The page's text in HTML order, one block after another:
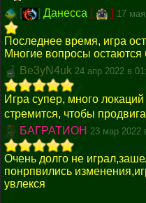
[ ] Данесса [ ] 17
Последнее время, игра
Многие вопросы остаются
Be3yN4uk 24 апр 2022 в
Игра супер, много локаций
стремится, чтобы
БАГРАТИОН 23 мар 2022
Очень долго не
понрпвились
увлекся